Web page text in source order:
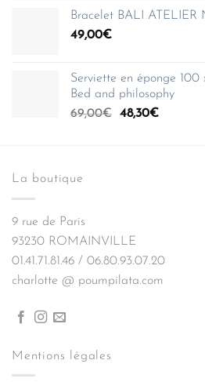
Bracelet BALI ATELIER
49,00€
Serviette en éponge 100
Bed and philosophy
69,00€
Le
48,30€Le
La boutique
9 rue de Paris
93230 ROMAINVILLE
01.41.71.81.46 / 06.80.93.07.20
charlotte @ poumpilata.com
Mentions légales